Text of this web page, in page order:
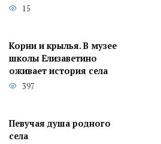
15
Корни и крылья. В музее
школы Елизаветино
оживает история села
397
Певучая душа родного
села